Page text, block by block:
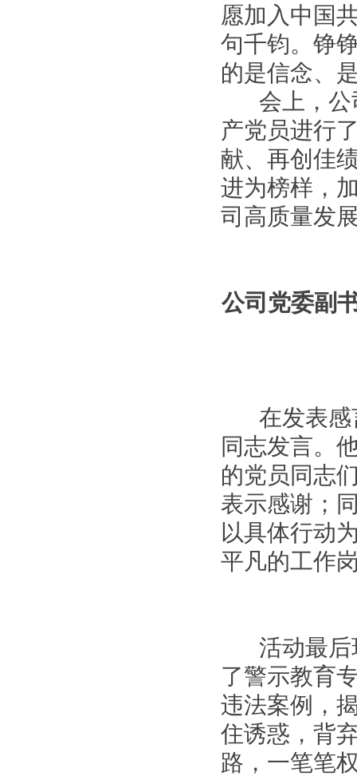
愿加入中国
句千钧。铮
的是信念、
会上，公
产党员进行
献、再创佳
进为榜样，
司高质量发
公司党委副
在发表感
同志发言。
的党员同志
表示感谢；
以具体行动
平凡的工作
活动最后
了警示教育
违法案例，
住诱惑，背
路，一笔笔